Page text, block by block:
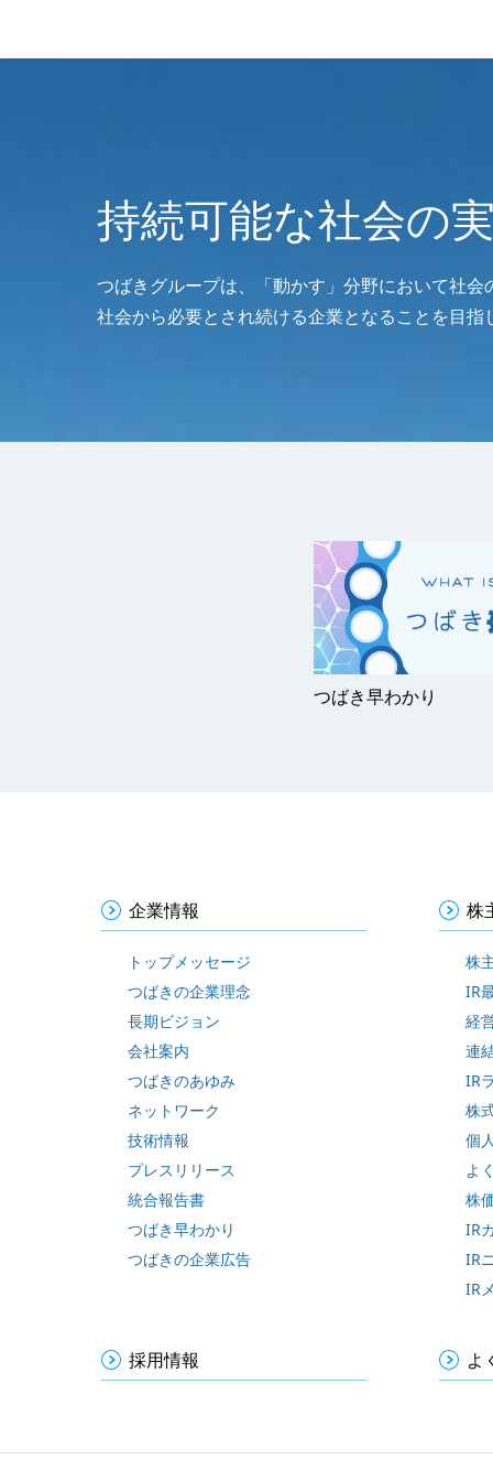
持続可能な社会の
つばきグループは、「動かす」分野において社
社会から必要とされ続ける企業となることを目指
つばき早わかり
企業情報
トップメッセージ
つばきの企業理念
長期ビジョン
会社案内
つばきのあゆみ
ネットワーク
技術情報
プレスリリース
統合報告書
つばき早わかり
つばきの企業広告
株
株
IR
経
連
IR
株
個
よ
株
IR
IR
IR
採用情報 よ